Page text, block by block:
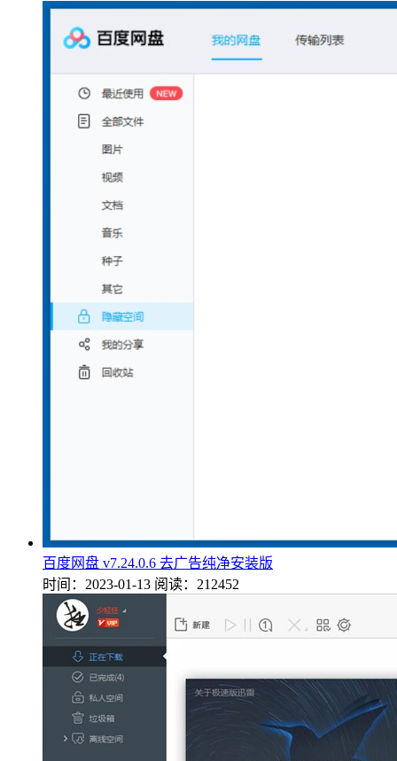
百度网盘 v7.24.0.6 去广告纯净安装版
时间：2023-01-13 阅读：212452